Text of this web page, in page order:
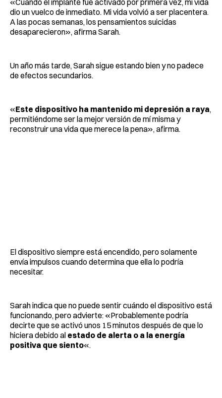
dio un vuelco de inmediato. Mi vida volvió a ser placentera.
A las pocas semanas, los pensamientos suicidas
desaparecieron», afirma Sarah.
Un año más tarde, Sarah sigue estando bien y no padece
de efectos secundarios.
«Este dispositivo ha mantenido mi depresión a raya,
permitiéndome ser la mejor versión de mí misma y
reconstruir una vida que merece la pena», afirma.
El dispositivo siempre está encendido, pero solamente
envía impulsos cuando determina que ella lo podría
necesitar.
Sarah indica que no puede sentir cuándo el dispositivo está
funcionando, pero advierte: «Probablemente podría
decirte que se activó unos 15 minutos después de que lo
hiciera debido al estado de alerta o a la energía
positiva que siento«.